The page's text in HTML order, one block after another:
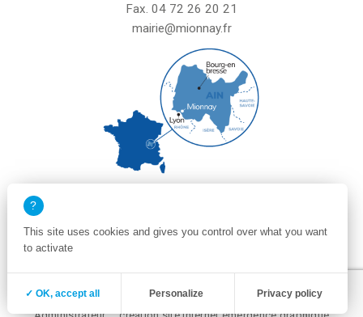
Fax. 04 72 26 20 21
mairie@mionnay.fr
le vendredi de 8h30 à 12h et de 13h30 à 16h30
un samedi matin sur deux de 8h30 à 12h
Zone membre
Mentions légales
Politique de confidentialité et cookies
Plan du site
This site uses cookies and gives you control over what you want
to activate
✓ OK, accept all Personalize Privacy policy